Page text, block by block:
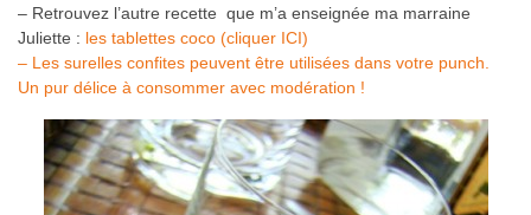
– Retrouvez l’autre recette que m’a enseignée ma marraine
Juliette : les tablettes coco (cliquer ICI)
– Les surelles confites peuvent être utilisées dans votre punch.
Un pur délice à consommer avec modération !